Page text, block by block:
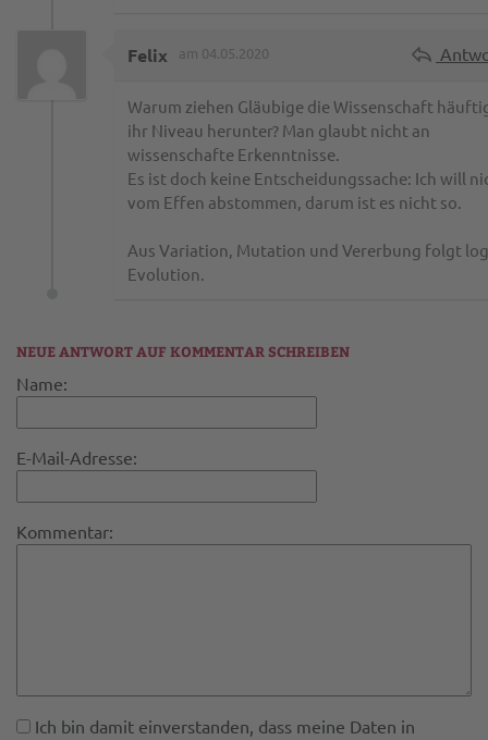
Felix am 04.05.2020
Warum ziehen Gläubige die Wissenschaft
ihr Niveau herunter? Man glaubt nicht an
wissenschafte Erkenntnisse.
Es ist doch keine Entscheidungssache: Ich will
vom Effen abstommen, darum ist es nicht so.
Aus Variation, Mutation und Vererbung folgt
Evolution.
NEUE ANTWORT AUF KOMMENTAR SCHREIBEN
Name:
E-Mail-Adresse:
Kommentar:
Ich bin damit einverstanden, dass meine Daten in